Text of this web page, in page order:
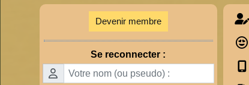
Devenir membre
Se reconnecter :